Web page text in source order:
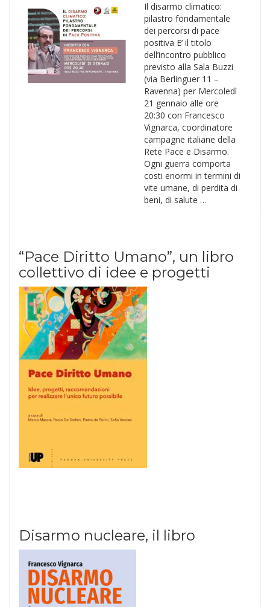
Il disarmo climatico:
pilastro fondamentale
dei percorsi di pace
positiva E’ il titolo
dell’incontro pubblico
previsto alla Sala Buzzi
(via Berlinguer 11 –
Ravenna) per Mercoledì
21 gennaio alle ore
20:30 con Francesco
Vignarca, coordinatore
campagne italiane della
Rete Pace e Disarmo.
Ogni guerra comporta
costi enormi in termini di
vite umane, di perdita di
beni, di salute …
“Pace Diritto Umano”, un libro
collettivo di idee e progetti
Disarmo nucleare, il libro